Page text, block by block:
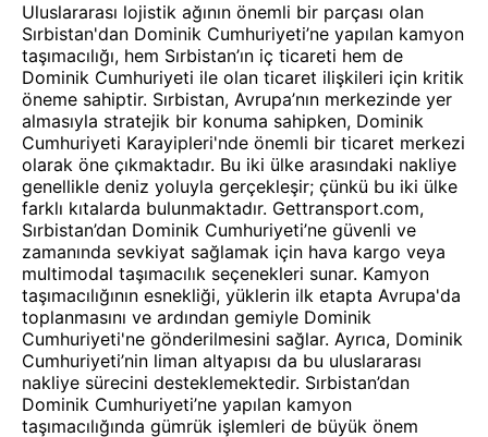
Uluslararası lojistik ağının önemli bir parçası olan
Sırbistan'dan Dominik Cumhuriyeti’ne yapılan kamyon
taşımacılığı, hem Sırbistan’ın iç ticareti hem de
Dominik Cumhuriyeti ile olan ticaret ilişkileri için kritik
öneme sahiptir. Sırbistan, Avrupa’nın merkezinde yer
almasıyla stratejik bir konuma sahipken, Dominik
Cumhuriyeti Karayipleri'nde önemli bir ticaret merkezi
olarak öne çıkmaktadır. Bu iki ülke arasındaki nakliye
genellikle deniz yoluyla gerçekleşir; çünkü bu iki ülke
farklı kıtalarda bulunmaktadır. Gettransport.com,
Sırbistan’dan Dominik Cumhuriyeti’ne güvenli ve
zamanında sevkiyat sağlamak için hava kargo veya
multimodal taşımacılık seçenekleri sunar. Kamyon
taşımacılığının esnekliği, yüklerin ilk etapta Avrupa'da
toplanmasını ve ardından gemiyle Dominik
Cumhuriyeti'ne gönderilmesini sağlar. Ayrıca, Dominik
Cumhuriyeti’nin liman altyapısı da bu uluslararası
nakliye sürecini desteklemektedir. Sırbistan’dan
Dominik Cumhuriyeti’ne yapılan kamyon
taşımacılığında gümrük işlemleri de büyük önem